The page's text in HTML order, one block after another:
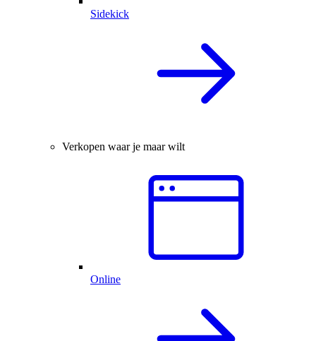
Sidekick
Verkopen waar je maar wilt
Online